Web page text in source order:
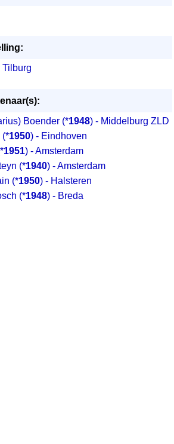
Tilburg
Boender (*1948) - Middelburg ZLD
(*1950) - Eindhoven
1951) - Amsterdam
(*1940) - Amsterdam
(*1950) - Halsteren
(*1948) - Breda